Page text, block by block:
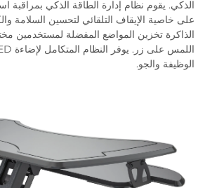
الذكي. يقوم نظام إدارة الطاقة الذكي بمراقبة
على خاصية الإيقاف التلقائي لتحسين السلامة
الذاكرة تخزين المواضع المفضلة لمستخدمين
الوظيفة والجو.